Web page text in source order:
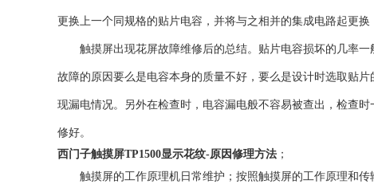
更换上一个同规格的贴片电容，并将与之相并的集成电路起更
触摸屏出现花屏故障维修后的总结。贴片电容损坏的几率一
故障的原因要么是电容本身的质量不好，要么是设计时选取贴
现漏电情况。另外在检查时，电容漏电般不容易被查出，检查
修好。
西门子触摸屏TP1500显示花纹-原因修理方法 ；
触摸屏的工作原理机日常维护；按照触摸屏的工作原理和传